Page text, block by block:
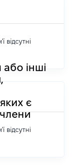
відсутні
інші
є
відсутні